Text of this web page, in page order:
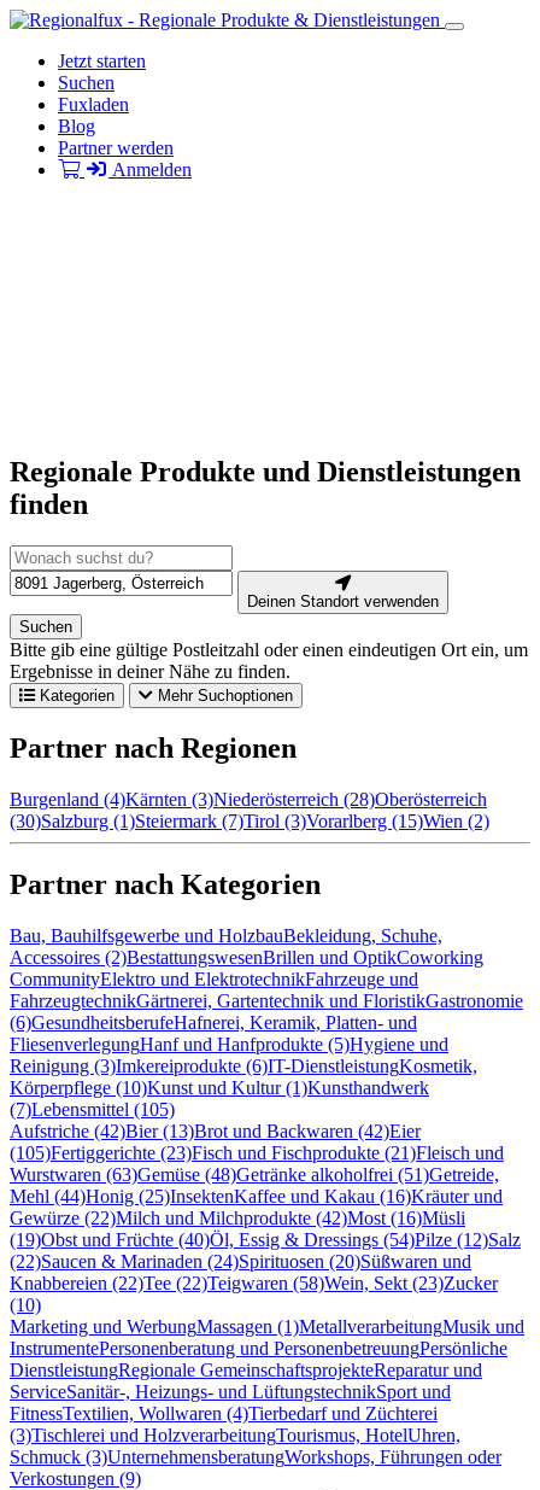
Jetzt starten
Suchen
Fuxladen
Blog
Partner werden
Anmelden
Regionale Produkte und Dienstleistungen
finden
Deinen Standort verwenden
Suchen
Bitte gib eine gültige Postleitzahl oder einen eindeutigen Ort ein, um
Ergebnisse in deiner Nähe zu finden.
Kategorien Mehr Suchoptionen
Partner nach Regionen
Burgenland (4)Kärnten (3)Niederösterreich (28)Oberösterreich
(30)Salzburg (1)Steiermark (7)Tirol (3)Vorarlberg (15)Wien (2)
Partner nach Kategorien
Bau, Bauhilfsgewerbe und HolzbauBekleidung, Schuhe,
Accessoires (2)BestattungswesenBrillen und OptikCoworking
CommunityElektro und ElektrotechnikFahrzeuge und
FahrzeugtechnikGärtnerei, Gartentechnik und FloristikGastronomie
(6)GesundheitsberufeHafnerei, Keramik, Platten- und
FliesenverlegungHanf und Hanfprodukte (5)Hygiene und
Reinigung (3)Imkereiprodukte (6)IT-DienstleistungKosmetik,
Körperpflege (10)Kunst und Kultur (1)Kunsthandwerk
(7)Lebensmittel (105)
Aufstriche (42)Bier (13)Brot und Backwaren (42)Eier
(105)Fertiggerichte (23)Fisch und Fischprodukte (21)Fleisch und
Wurstwaren (63)Gemüse (48)Getränke alkoholfrei (51)Getreide,
Mehl (44)Honig (25)InsektenKaffee und Kakau (16)Kräuter und
Gewürze (22)Milch und Milchprodukte (42)Most (16)Müsli
(19)Obst und Früchte (40)Öl, Essig & Dressings (54)Pilze (12)Salz
(22)Saucen & Marinaden (24)Spirituosen (20)Süßwaren und
Knabbereien (22)Tee (22)Teigwaren (58)Wein, Sekt (23)Zucker
(10)
Marketing und WerbungMassagen (1)MetallverarbeitungMusik und
InstrumentePersonenberatung und PersonenbetreuungPersönliche
DienstleistungRegionale GemeinschaftsprojekteReparatur und
ServiceSanitär-, Heizungs- und LüftungstechnikSport und
FitnessTextilien, Wollwaren (4)Tierbedarf und Züchterei
(3)Tischlerei und HolzverarbeitungTourismus, HotelUhren,
Schmuck (3)UnternehmensberatungWorkshops, Führungen oder
Verkostungen (9)